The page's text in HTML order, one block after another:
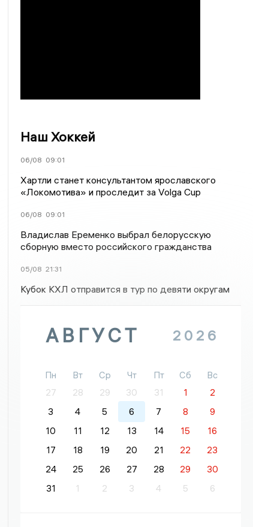
Наш Хоккей
06/08 09:01
Хартли станет консультантом ярославского
«Локомотива» и проследит за Volga Cup
06/08 09:01
Владислав Еременко выбрал белорусскую
сборную вместо российского гражданства
05/08 21:31
Кубок КХЛ отправится в тур по девяти округам
АВГУСТ 2026
Пн Вт Ср Чт Пт Сб
Вс
27
28 29 30 31 1
2
3
4 5 6 7 8
9
10
11 12 13 14 15
16
17
18 19 20 21 22
23
24
25 26 27 28 29
30
31
1 2 3 4 5 6